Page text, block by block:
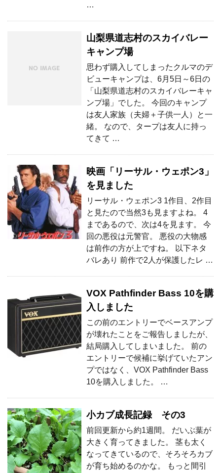
…
山梨県道志村のスカイバレー
キャンプ場
思わず購入してしまったクルマのデ
ビューキャンプは、6月5日～6日の
「山梨県道志村のスカイバレーキャ
ンプ場」でした。 今回のキャンプ
は友人家族（夫婦＋子供一人）と一
緒。 なので、タープは友人に持っ
てきて …
映画「リーサル・ウェポン3」
を見ました
リーサル・ウェポン3 1作目、2作目
と見たので当然3も見ますよね。 4
まであるので、次は4を見ます。 今
回の悪役は元警官。 悪役の大物感
は前作の方が上ですね。 以下ネタ
バレあり 前作で2人が保護したレ …
VOX Pathfinder Bass 10を購
入しました
この前のエントリーでベースアンプ
が壊れたことをご報告しましたが、
結局購入してしまいました。 前の
エントリーで候補に挙げていたアン
プではなく、VOX Pathfinder Bass
10を購入しました。 …
小カブ成長記録 その3
前回更新から約1週間。 だいぶ葉が
大きく育ってきました。 茎も太く
なってきているので、そろそろカブ
が育ち始めるのかな。 もっと間引